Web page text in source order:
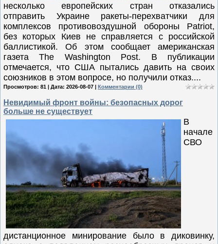
несколько европейских стран отказались
отправить Украине ракеты-перехватчики для
комплексов противовоздушной обороны Patriot,
без которых Киев не справляется с российской
баллистикой. Об этом сообщает американская
газета The Washington Post. В публикации
отмечается, что США пытались давить на своих
союзников в этом вопросе, но получили отказ....
Просмотров: 81 | Дата: 2026-08-07 | Комментарии (0)
Невидимый фронт войны: безопасных дорог
больше не существует
В
начале
СВО
дистанционное минирование было в диковинку,